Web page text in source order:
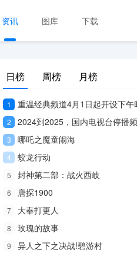
资讯 图库 下载
日榜 周榜 月榜
1 重温经典频道4月1日起开设下午
2 2024到2025，国内电视台停播
3 哪吒之魔童闹海
4 蛟龙行动
5 封神第二部：战火西岐
6 唐探1900
7 大奉打更人
8 玫瑰的故事
9 异人之下之决战!碧游村